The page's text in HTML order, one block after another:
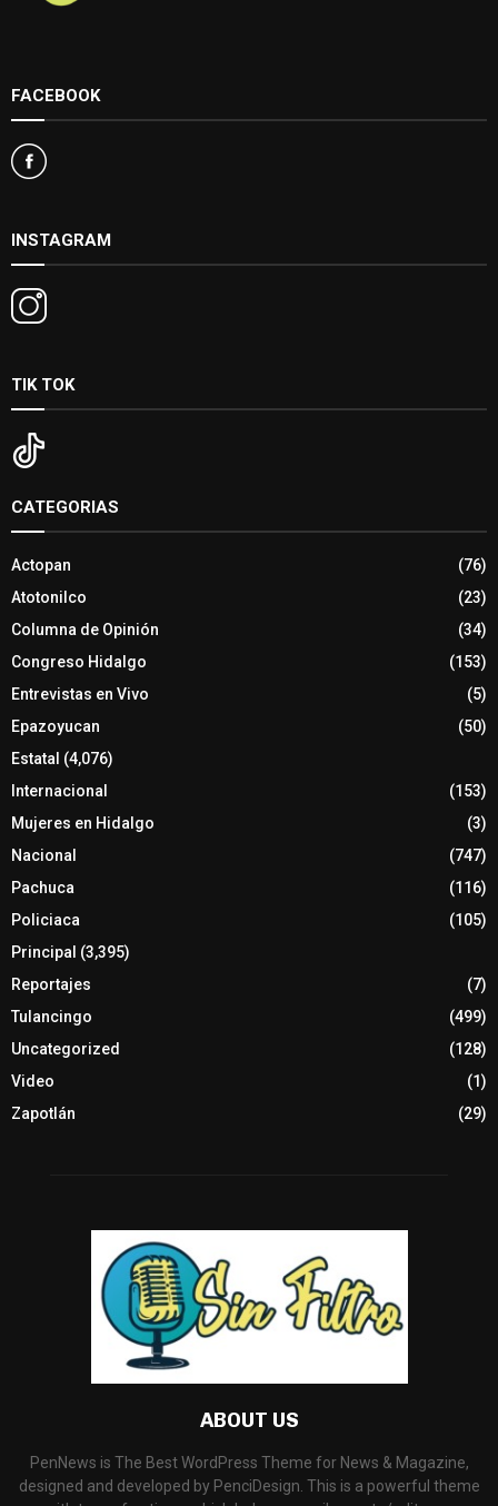
FACEBOOK
INSTAGRAM
TIK TOK
CATEGORIAS
Actopan
(76)
Atotonilco
(23)
Columna de Opinión
(34)
Congreso Hidalgo
(153)
Entrevistas en Vivo
(5)
Epazoyucan
(50)
Estatal (4,076)
Internacional
(153)
Mujeres en Hidalgo
(3)
Nacional
(747)
Pachuca
(116)
Policiaca
(105)
Principal (3,395)
Reportajes
(7)
Tulancingo
(499)
Uncategorized
(128)
Video
(1)
Zapotlán
(29)
ABOUT US
PenNews is The Best WordPress Theme for News & Magazine,
designed and developed by PenciDesign. This is a powerful theme